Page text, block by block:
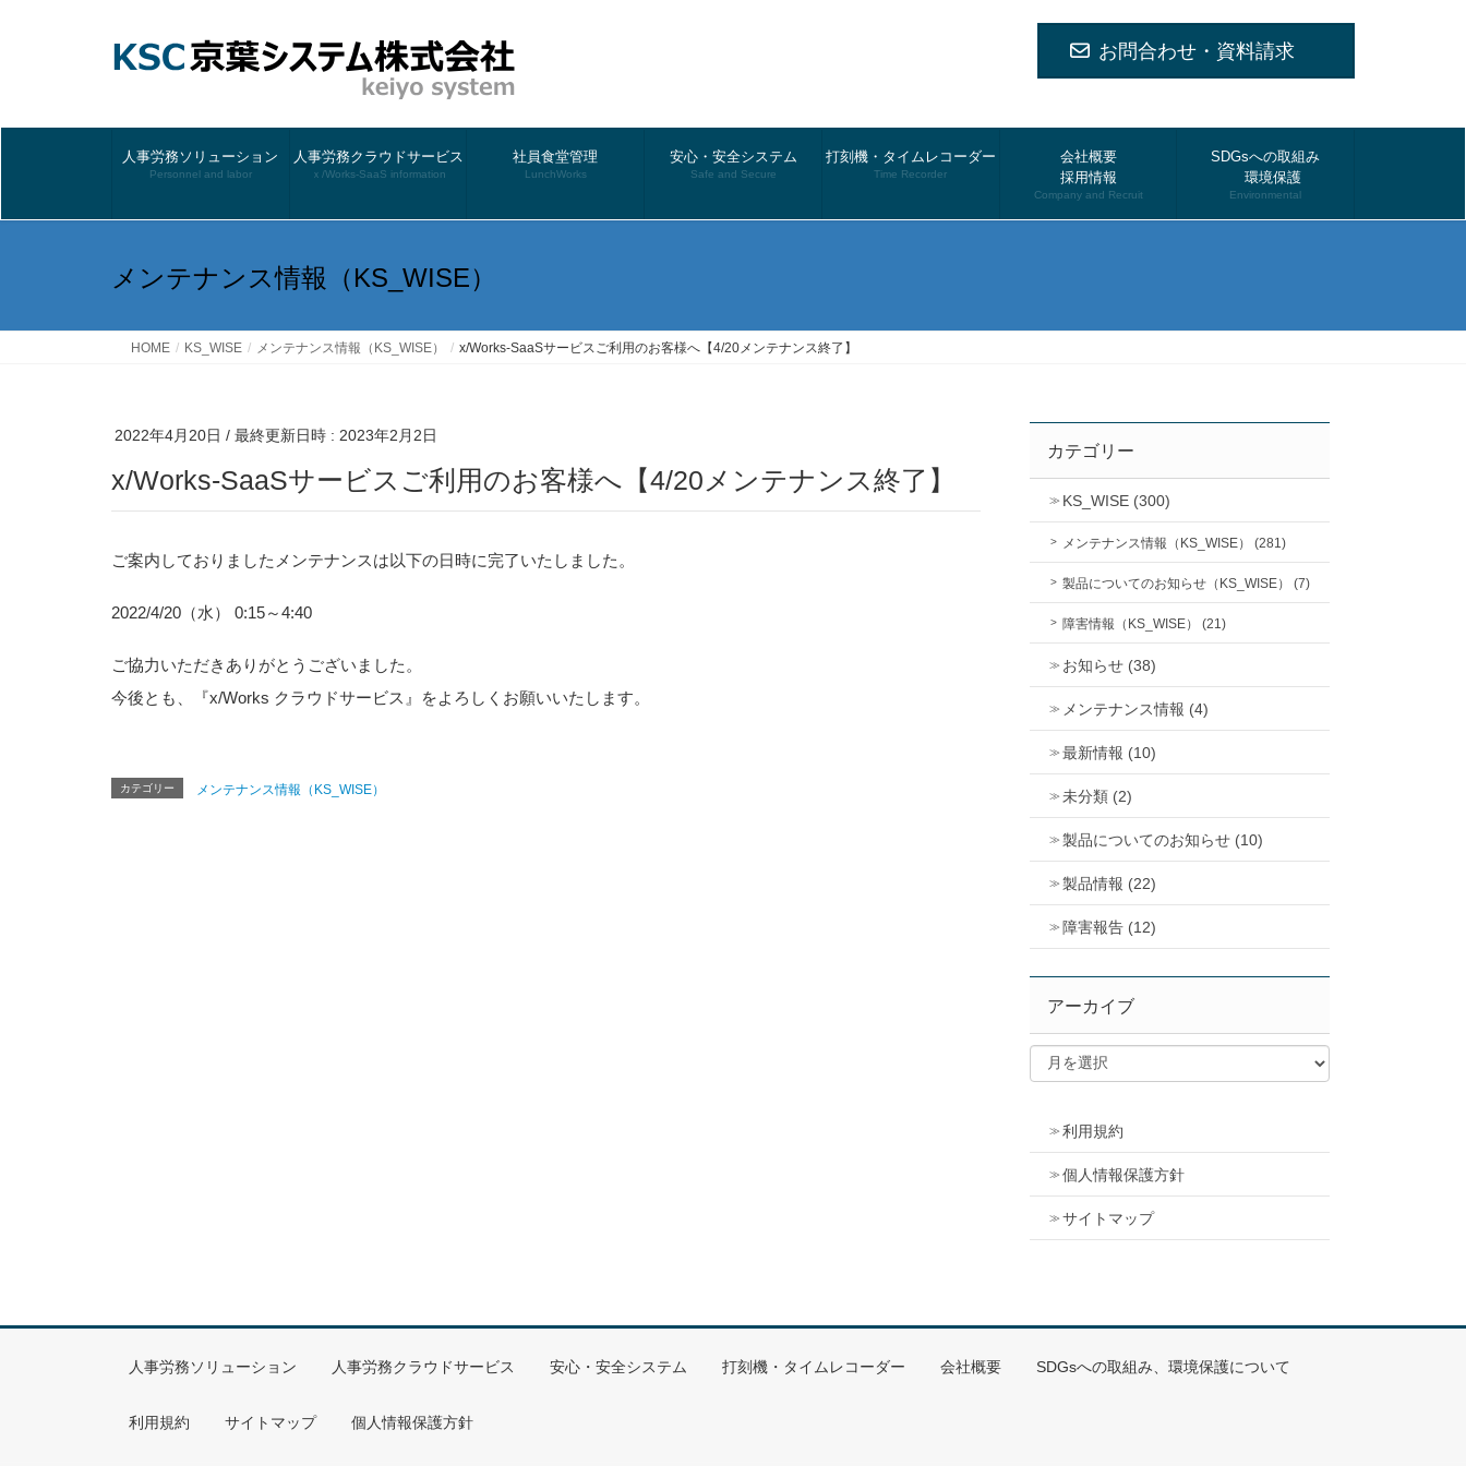
お問合わせ・資料請求
人事労務ソリューション
Personnel and labor
人事労務クラウドサービス
ｘ/Works-SaaS information
社員食堂管理
LunchWorks
安心・安全システム
Safe and Secure
打刻機・タイムレコーダー
Time Recorder
会社概要
採用情報
Company and Recruit
SDGsへの取組み
環境保護
Environmental
メンテナンス情報（KS_WISE）
HOME KS_WISE メンテナンス情報（KS_WISE） x/Works-SaaSサービスご利用のお客様へ【4/20メンテナンス終了】
2022年4月20日 / 最終更新日時 : 2023年2月2日
x/Works-SaaSサービスご利用のお客様へ【4/20メンテナンス終了】
ご案内しておりましたメンテナンスは以下の日時に完了いたしました。
2022/4/20（水） 0:15～4:40
ご協力いただきありがとうございました。
今後とも、『x/Works クラウドサービス』をよろしくお願いいたします。
カテゴリー メンテナンス情報（KS_WISE）
カテゴリー
KS_WISE (300)
メンテナンス情報（KS_WISE） (281)
製品についてのお知らせ（KS_WISE） (7)
障害情報（KS_WISE） (21)
お知らせ (38)
メンテナンス情報 (4)
最新情報 (10)
未分類 (2)
製品についてのお知らせ (10)
製品情報 (22)
障害報告 (12)
アーカイブ
利用規約
個人情報保護方針
サイトマップ
人事労務ソリューション 人事労務クラウドサービス 安心・安全システム 打刻機・タイムレコーダー 会社概要 SDGsへの取組み、環境保護について
利用規約 サイトマップ 個人情報保護方針